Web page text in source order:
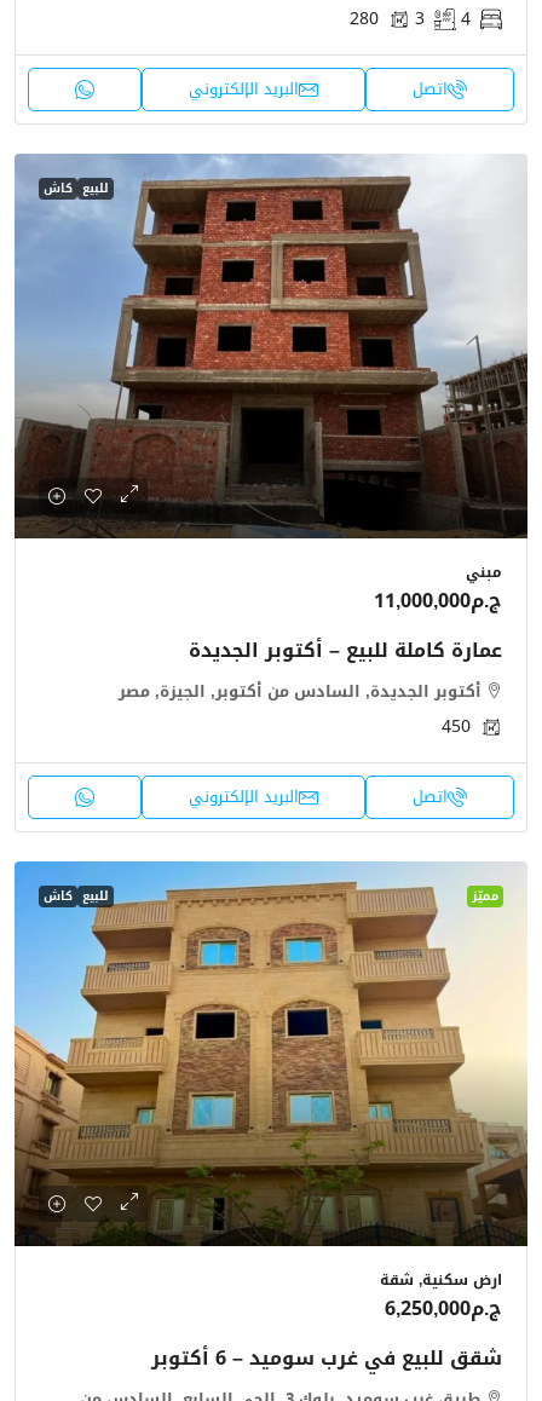
4
3
280
اتصل البريد الإلكتروني
للبيع كاش
مبني
ج.م11,000,000
عمارة كاملة للبيع – أكتوبر الجديدة
أكتوبر الجديدة, السادس من أكتوبر, الجيزة, مصر
450
اتصل البريد الإلكتروني
مميّز للبيع كاش
ارض سكنية, شقة
ج.م6,250,000
شقق للبيع في غرب سوميد – 6 أكتوبر